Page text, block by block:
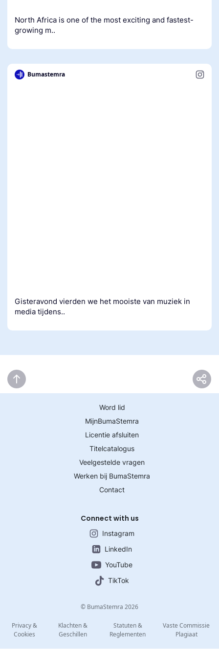
North Africa is one of the most exciting and fastest-
growing m..
Bumastemra
Gisteravond vierden we het mooiste van muziek in
media tijdens..
Word lid
MijnBumaStemra
Licentie afsluiten
Titelcatalogus
Veelgestelde vragen
Werken bij BumaStemra
Contact
Connect with us
Instagram
LinkedIn
YouTube
TikTok
© BumaStemra 2026
Privacy &
Cookies
Klachten &
Geschillen
Statuten &
Reglementen
Vaste Commissie
Plagiaat